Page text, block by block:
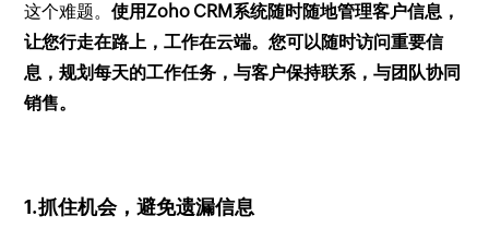
这个难题。使用Zoho CRM系统随时随地管理客户信息，
让您行走在路上，工作在云端。您可以随时访问重要信
息，规划每天的工作任务，与客户保持联系，与团队协同
销售。
1.抓住机会，避免遗漏信息